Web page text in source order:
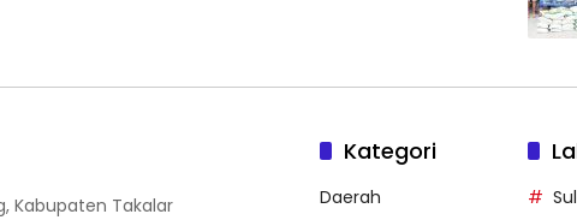
Kabupaten Takalar
Kategori
Daerah